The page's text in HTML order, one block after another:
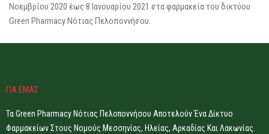
Νοεμβρίου 2020 έως 8 Ιανουαρίου 2021 στα φαρμακεία του δικτύου
Green Pharmacy Νότιας Πελοποννήσου.
ΓΙΑ ΕΜΑΣ
Τα Green Pharmacy Νότιας Πελοποννήσου Αποτελούν Ένα Δίκτυο
Φαρμακείων Στους Νομούς Μεσσηνίας, Ηλείας, Αρκαδίας Και Λακωνίας.